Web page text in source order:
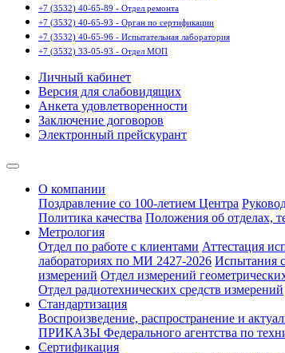
+7 (3532) 40-65-89 - Отдел ремонта
+7 (3532) 40-65-93 - Орган по сертификации
+7 (3532) 40-65-96 - Испытательная лаборатория
+7 (3532) 33-05-93 - Отдел МОП
Личный кабинет
Версия для слабовидящих
Анкета удовлетворенности
Заключение договоров
Электронный прейскурант
О компании
Поздравление со 100-летием Центра
Политика качества Положения об отделах,
Метрология
Отдел по работе с клиентами Аттестация
лабораториях по МИ 2427-2026 Испытания
измерений Отдел измерений
Отдел радиотехнических средств измерений
Стандартизация
Воспроизведение, распространение и
ПРИКАЗЫ Федерального агентства по
Сертификация